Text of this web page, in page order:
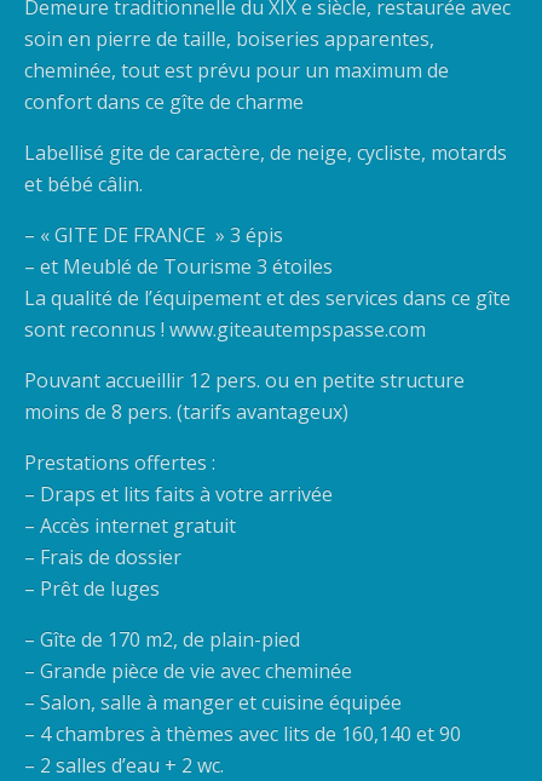
Demeure traditionnelle du XIX e siècle, restaurée avec
soin en pierre de taille, boiseries apparentes,
cheminée, tout est prévu pour un maximum de
confort dans ce gîte de charme
Labellisé gite de caractère, de neige, cycliste, motards
et bébé câlin.
– « GITE DE FRANCE » 3 épis
– et Meublé de Tourisme 3 étoiles
La qualité de l’équipement et des services dans ce gîte
sont reconnus ! www.giteautempspasse.com
Pouvant accueillir 12 pers. ou en petite structure
moins de 8 pers. (tarifs avantageux)
Prestations offertes :
– Draps et lits faits à votre arrivée
– Accès internet gratuit
– Frais de dossier
– Prêt de luges
– Gîte de 170 m2, de plain-pied
– Grande pièce de vie avec cheminée
– Salon, salle à manger et cuisine équipée
– 4 chambres à thèmes avec lits de 160,140 et 90
– 2 salles d’eau + 2 wc.